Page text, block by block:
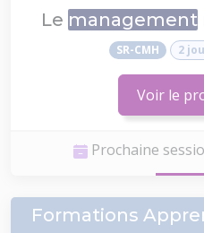
Le management
SR-CMH 2
Voir le
Prochaine
Formations